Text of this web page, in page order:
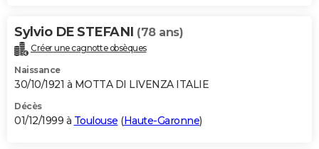
Sylvio DE STEFANI (78 ans)
Créer une cagnotte obsèques
Naissance
30/10/1921 à MOTTA DI LIVENZA ITALIE
Décès
01/12/1999 à Toulouse (Haute-Garonne)